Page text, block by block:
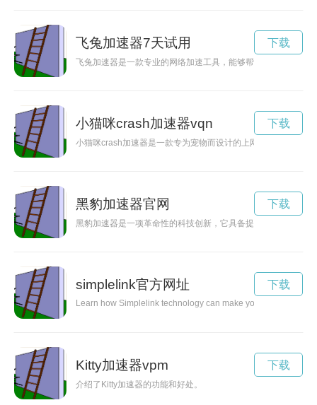
飞兔加速器7天试用
飞兔加速器是一款专业的网络加速工具，能够帮助用户解决网
下载
小猫咪crash加速器vqn
小猫咪crash加速器是一款专为宠物而设计的上网工具，能够帮
下载
黑豹加速器官网
黑豹加速器是一项革命性的科技创新，它具备提供超越速度的
下载
simplelink官方网址
Learn how Simplelink technology can make your life easier
下载
Kitty加速器vpm
介绍了Kitty加速器的功能和好处。
下载